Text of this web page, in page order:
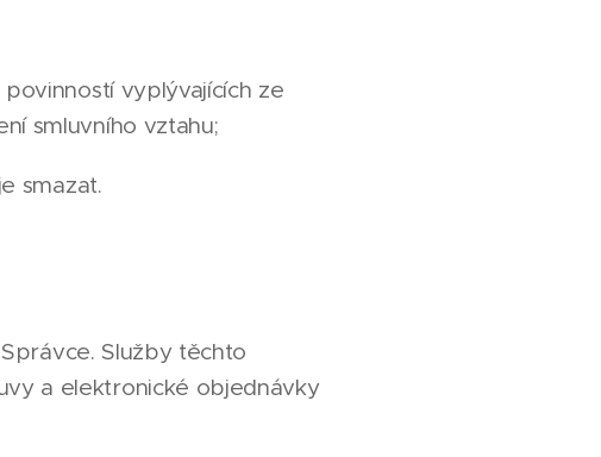
vyplývajících ze
smluvního vztahu;
smazat.
Služby těchto
a elektronické objednávky